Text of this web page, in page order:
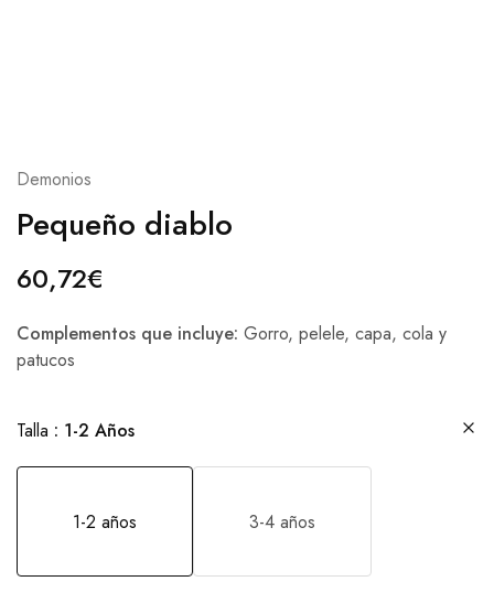
Demonios
Pequeño diablo
60,72€
Complementos que incluye: Gorro, pelele, capa, cola y
patucos
Talla 1-2 Años
1-2 años 3-4 años